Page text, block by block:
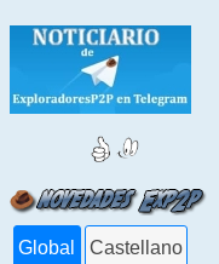
Global Castellano